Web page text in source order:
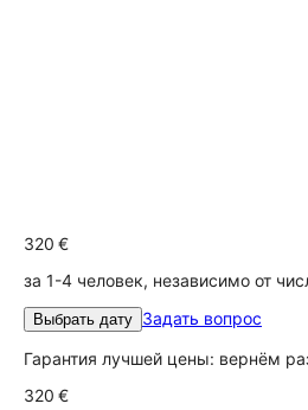
320 €
за 1-4 человек, независимо от
Выбрать дату Задать вопрос
Гарантия лучшей цены: вернём
320 €